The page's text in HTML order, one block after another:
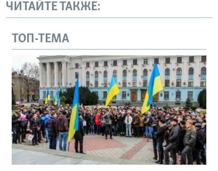
ЧИТАЙТЕ ТАКЖЕ:
ТОП-ТЕМА